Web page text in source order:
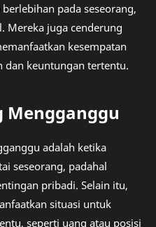
pada seseorang,
Mereka juga cenderung
kesempatan
dan keuntungan tertentu.
Mengganggu
adalah ketika
seseorang, padahal
pribadi. Selain itu,
situasi untuk
seperti uang atau posisi